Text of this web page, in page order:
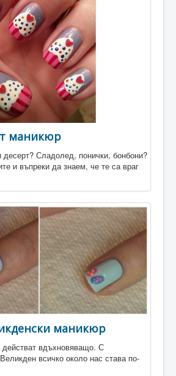
маникюр
Сладолед, понички, бонбони?
и въпреки да знаем, че те са враг
маникюр
действат вдъхновяващо. С
всичко около нас става по-